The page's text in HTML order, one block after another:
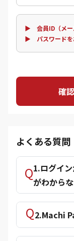
▶ 会員ID（メー
▶ パスワードを
確認
よくある質問
1.ログイ
がわから
2.Machi